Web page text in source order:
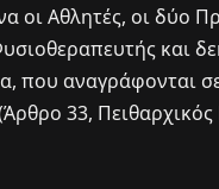
οι Αθλητές, οι δύο
και
που αναγράφονται
33,